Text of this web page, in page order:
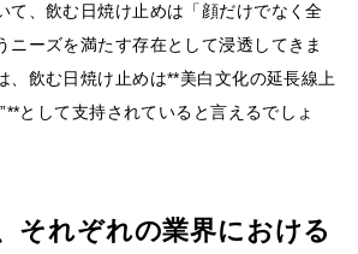
て、飲む日焼け止めは「顔だけでなく全
ニーズを満たす存在として浸透してきま
、飲む日焼け止めは**美白文化の延長線上
として支持されていると言えるでしょ
それぞれの業界における